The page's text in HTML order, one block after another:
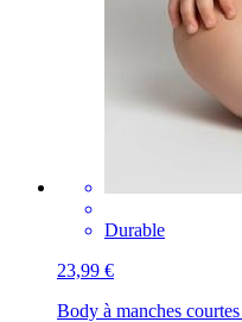
Durable
23,99 €
Body à manches